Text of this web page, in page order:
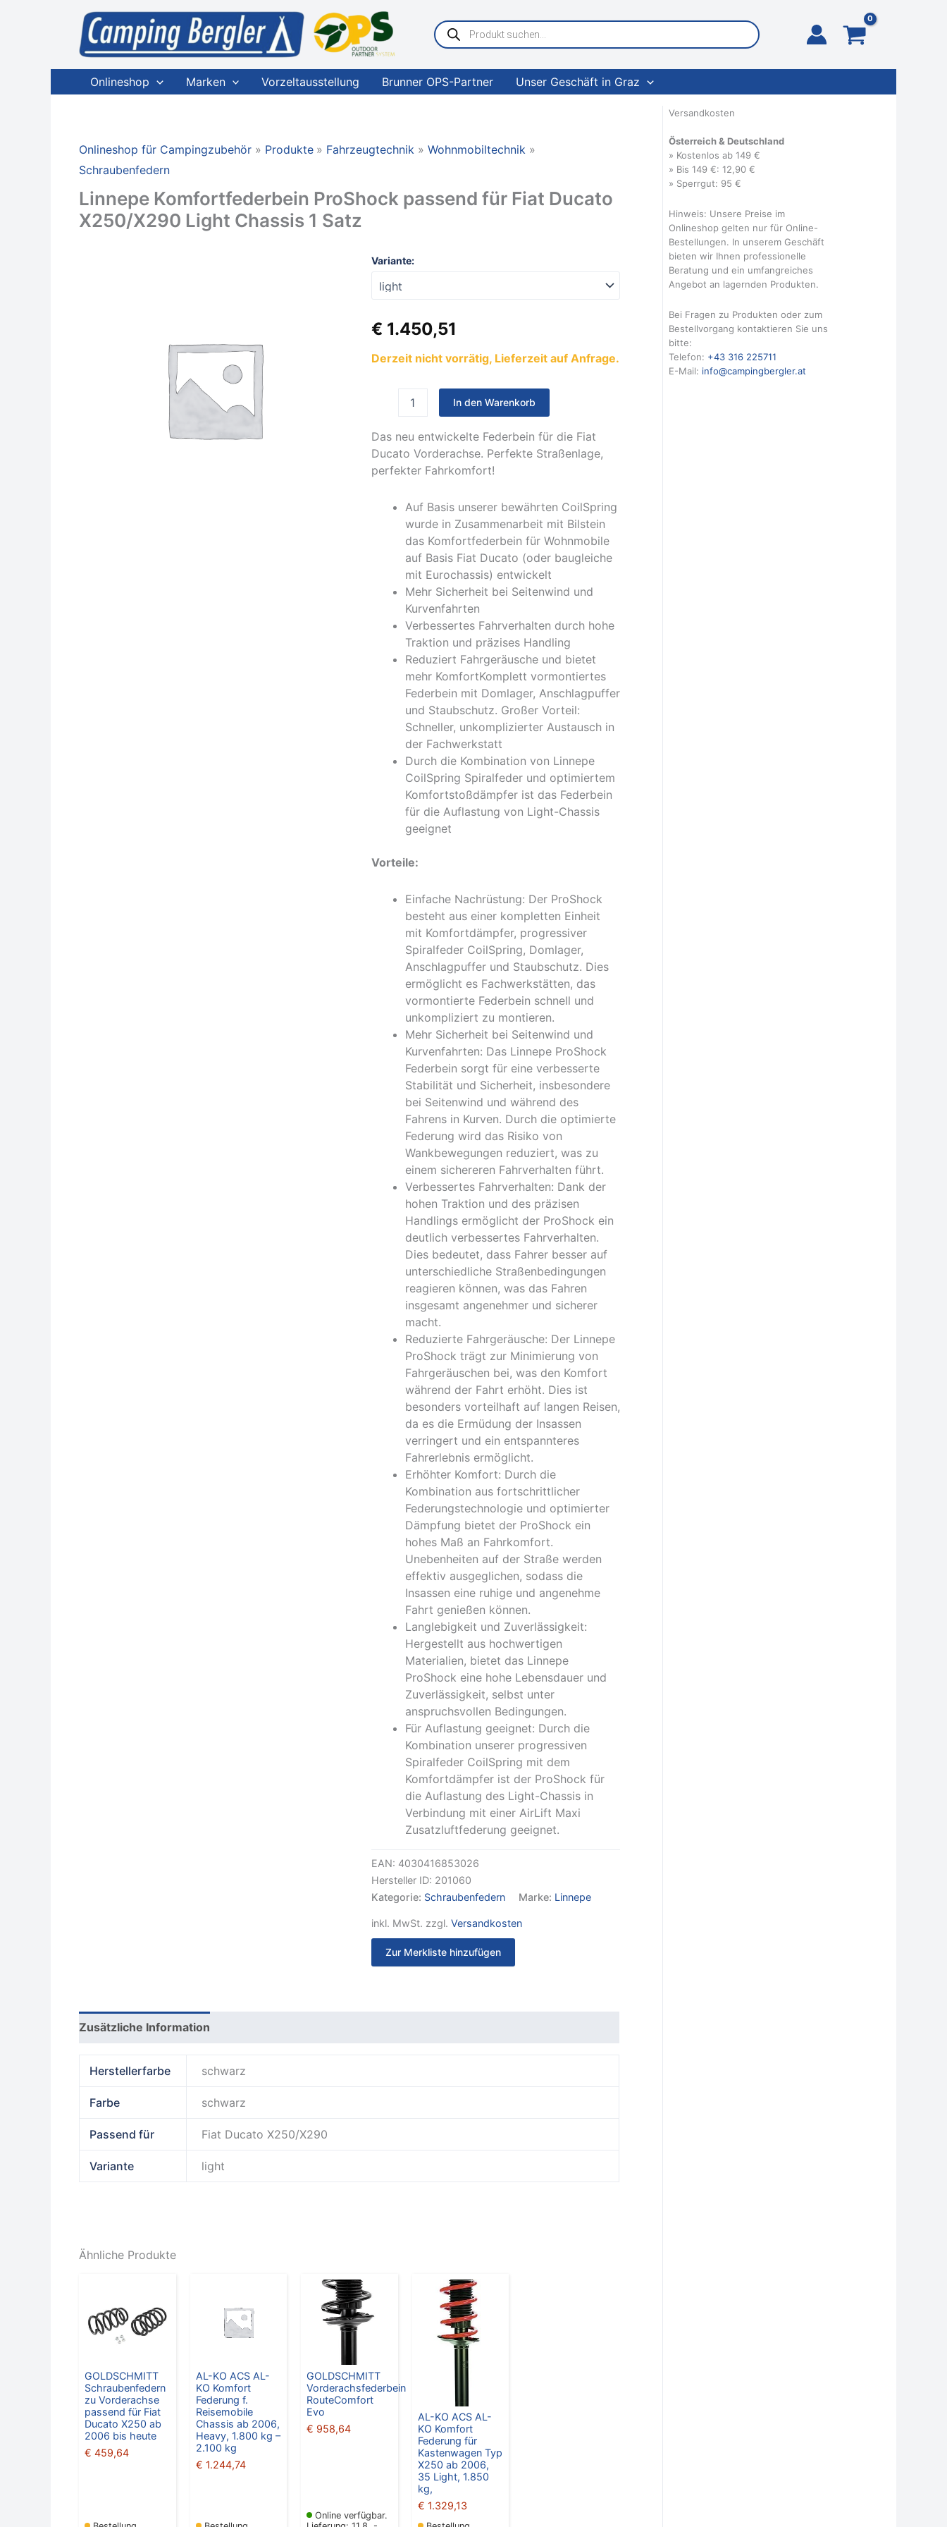
Products
search
Onlineshop Marken Vorzeltausstellung Brunner OPS-Partner Unser Geschäft in Graz
Onlineshop für Campingzubehör Produkte Fahrzeugtechnik
Wohnmobiltechnik
Schraubenfedern
Linnepe Komfortfederbein ProShock passend für Fiat Ducato
X250/X290 Light Chassis 1 Satz
Variante:
€ 1.450,51
Derzeit nicht vorrätig, Lieferzeit auf Anfrage.
Linnepe
ProShock
Fiat
X250/X290
In den Warenkorb
Das neu entwickelte Federbein für die Fiat
Ducato Vorderachse. Perfekte Straßenlage,
perfekter Fahrkomfort!
Auf Basis unserer bewährten CoilSpring
wurde in Zusammenarbeit mit Bilstein
das Komfortfederbein für Wohnmobile
auf Basis Fiat Ducato (oder baugleiche
mit Eurochassis) entwickelt
Mehr Sicherheit bei Seitenwind und
Kurvenfahrten
Verbessertes Fahrverhalten durch hohe
Traktion und präzises Handling
Reduziert Fahrgeräusche und bietet
mehr KomfortKomplett vormontiertes
Federbein mit Domlager, Anschlagpuffer
und Staubschutz. Großer Vorteil:
Schneller, unkomplizierter Austausch in
der Fachwerkstatt
Durch die Kombination von Linnepe
CoilSpring Spiralfeder und optimiertem
Komfortstoßdämpfer ist das Federbein
für die Auflastung von Light-Chassis
geeignet
Vorteile:
Einfache Nachrüstung: Der ProShock
besteht aus einer kompletten Einheit
mit Komfortdämpfer, progressiver
Spiralfeder CoilSpring, Domlager,
Anschlagpuffer und Staubschutz. Dies
ermöglicht es Fachwerkstätten, das
vormontierte Federbein schnell und
unkompliziert zu montieren.
Mehr Sicherheit bei Seitenwind und
Kurvenfahrten: Das Linnepe ProShock
Federbein sorgt für eine verbesserte
Stabilität und Sicherheit, insbesondere
bei Seitenwind und während des
Fahrens in Kurven. Durch die optimierte
Federung wird das Risiko von
Wankbewegungen reduziert, was zu
einem sichereren Fahrverhalten führt.
Verbessertes Fahrverhalten: Dank der
hohen Traktion und des präzisen
Handlings ermöglicht der ProShock ein
deutlich verbessertes Fahrverhalten.
Dies bedeutet, dass Fahrer besser auf
unterschiedliche Straßenbedingungen
reagieren können, was das Fahren
insgesamt angenehmer und sicherer
macht.
Reduzierte Fahrgeräusche: Der Linnepe
ProShock trägt zur Minimierung von
Fahrgeräuschen bei, was den Komfort
während der Fahrt erhöht. Dies ist
besonders vorteilhaft auf langen Reisen,
da es die Ermüdung der Insassen
verringert und ein entspannteres
Fahrerlebnis ermöglicht.
Erhöhter Komfort: Durch die
Kombination aus fortschrittlicher
Federungstechnologie und optimierter
Dämpfung bietet der ProShock ein
hohes Maß an Fahrkomfort.
Unebenheiten auf der Straße werden
effektiv ausgeglichen, sodass die
Insassen eine ruhige und angenehme
Fahrt genießen können.
Langlebigkeit und Zuverlässigkeit:
Hergestellt aus hochwertigen
Materialien, bietet das Linnepe
ProShock eine hohe Lebensdauer und
Zuverlässigkeit, selbst unter
anspruchsvollen Bedingungen.
Für Auflastung geeignet: Durch die
Kombination unserer progressiven
Spiralfeder CoilSpring mit dem
Komfortdämpfer ist der ProShock für
die Auflastung des Light-Chassis in
Verbindung mit einer AirLift Maxi
Zusatzluftfederung geeignet.
EAN: 4030416853026
Hersteller ID: 201060
Kategorie: Schraubenfedern Marke: Linnepe
inkl. MwSt. zzgl. Versandkosten
Zur Merkliste hinzufügen
Zusätzliche Information
Herstellerfarbe schwarz
Farbe schwarz
Passend für Fiat Ducato X250/X290
Variante light
Ähnliche Produkte
GOLDSCHMITT
Schraubenfedern
zu Vorderachse
passend für Fiat
Ducato X250 ab
2006 bis heute
€ 459,64
AL-KO ACS AL-
KO Komfort
Federung f.
Reisemobile
Chassis ab 2006,
Heavy, 1.800 kg –
2.100 kg
€ 1.244,74
GOLDSCHMITT
Vorderachsfederbein
RouteComfort
Evo
€ 958,64
Online verfügbar.
AL-KO ACS AL-
KO Komfort
Federung für
Kastenwagen Typ
X250 ab 2006,
35 Light, 1.850
kg,
€ 1.329,13
Versandkosten
Österreich & Deutschland
» Kostenlos ab 149 €
» Bis 149 €: 12,90 €
» Sperrgut: 95 €
Hinweis: Unsere Preise im
Onlineshop gelten nur für Online-
Bestellungen. In unserem Geschäft
bieten wir Ihnen professionelle
Beratung und ein umfangreiches
Angebot an lagernden Produkten.
Bei Fragen zu Produkten oder zum
Bestellvorgang kontaktieren Sie uns
bitte:
Telefon: +43 316 225711
E-Mail: info@campingbergler.at